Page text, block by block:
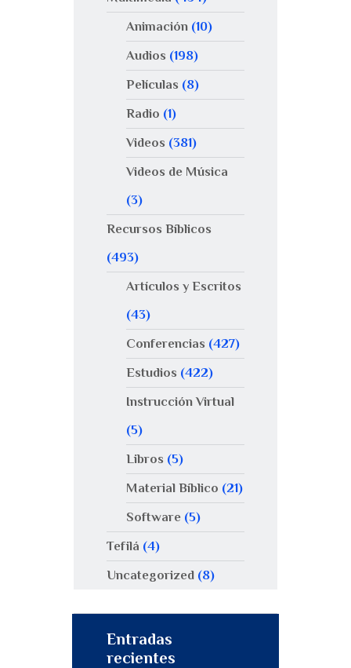
Animación(10)
Audios (198)
Películas (8)
Radio (1)
Videos (381)
Videos de Música
(3)
Recursos Bíblicos
(493)
Artículos y Escritos
(43)
Conferencias (427)
Estudios (422)
Instrucción Virtual
(5)
Libros (5)
Material Bíblico (21)
Software(5)
Tefilá (4)
Uncategorized (8)
Entradas
recientes